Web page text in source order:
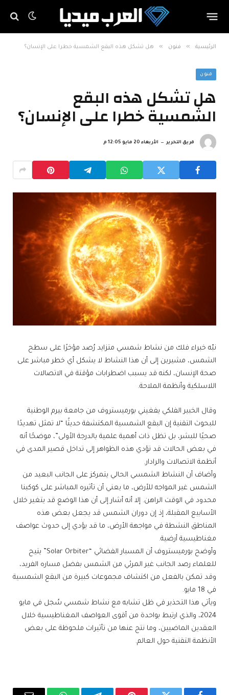
الرئيسية » فنون » هل تشكل هذه البقع الشمسية خطرا على الإنسان؟
فنون
هل تشكل هذه البقع
الشمسية خطرا على الإنسان؟
فريق التحرير الأربعاء 20 مايو 12:05 م
نبّه خبراء فلك من نشاط شمسي متزايد رُصد مؤخرًا على سطح
الشمس، مشيرين إلى أن هذا النشاط لا يشكل أي خطر مباشر على
صحة الإنسان، لكنه قد يسبب اضطرابات مؤقتة في الاتصالات
اللاسلكية وأنظمة الملاحة.
وقال الخبير الفلكي يفغيني بورميستروف من جامعة بيرم الوطنية
للبحوث التقنية إن البقع الشمسية المكتشفة حديثًا “لا تمثل تهديدًا
صحيًا للبشر، بل تظل ذات أهمية علمية بالدرجة الأولى”، موضحًا أنه
في بعض الحالات قد تؤدي هذه الظواهر إلى تداخل قصير المدى في
أنظمة الاتصالات والرادار.
وأضاف أن النشاط الشمسي الحالي يتمركز على الجانب البعيد من
الشمس غير المواجه للأرض، ما يعني أن تأثيره المباشر على كوكبنا
محدود في الوقت الراهن. إلا أنه أشار إلى أن هذا الوضع قد يتغير خلال
الأسابيع المقبلة، إذ إن دوران الشمس قد يجعل بعض هذه
المناطق النشطة في مواجهة الأرض، ما قد يؤدي إلى حدوث عواصف
مغناطيسية أرضية.
وأوضح بورميستروف أن المسبار الفضائي “Solar Orbiter” يتيح
للعلماء رصد الجانب غير المرئي من الشمس بفضل مساره الفريد،
وقد تمكن بالفعل من اكتشاف مجموعات كبيرة من البقع الشمسية
في 18 مايو.
ويأتي هذا التحذير في ظل تشابه مع نشاط شمسي سُجل في مايو
2024، والذي ارتبط بواحدة من أقوى العواصف المغناطيسية خلال
العقدين الماضيين، وما نتج عنها من تأثيرات ملحوظة على بعض
الأنظمة التقنية حول العالم.